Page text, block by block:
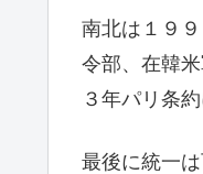
南北は１９
令部、在韓
３年パリ条
最後に統一